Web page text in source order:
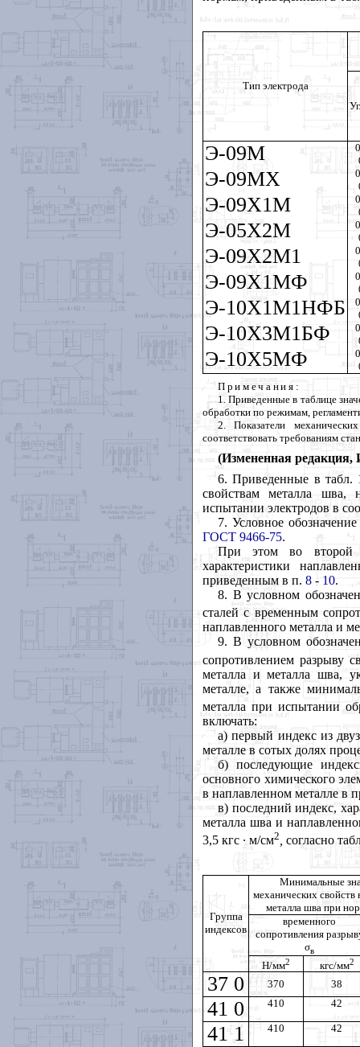
Тип электрода
Э-09М
Э-09МХ
Э-09Х1М
Э-05Х2М
Э-09Х2М1
Э-09Х1МФ
Э-10Х1М1НФБ
Э-10Х3М1БФ
Э-10Х5МФ
Примечания :
1. Приведенные в таблице
обработки по режимам,
2. Показатели
соответствовать требованиям
(Измененная
6. Приведенные в табл.
свойствам металла шва,
испытании электродов в
7. Условное
ГОСТ 9466-75.
При этом во второй
характеристики
приведенным в п. 8 - 10.
8. В условном
сталей с временным
наплавленного металла и
9. В условном
сопротивлением разрыву
металла и металла шва,
металле, а также
металла при испытании
включать:
а) первый индекс из
металле в сотых долях
б) последующие
основного химического
в наплавленном металле в
в) последний индекс,
металла шва и
3,5 кгс ∙ м/см2 согласно
Группа
индексов
Минимальные
механических свойств
металла шва при
временного
сопротивления
σв
Н/мм2 кгс/мм2
37 0 370 38
41 0 410 42
41 1 410 42